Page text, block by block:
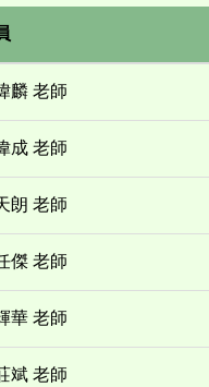
麟 老師
成 老師
朗 老師
傑 老師
華 老師
斌 老師